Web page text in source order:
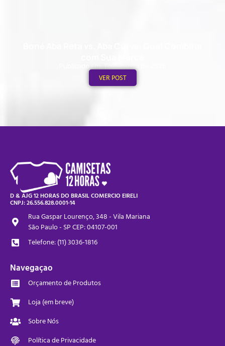
Publicado em: 1 de agosto de 2026
VER POST
D & AJG 12 HORAS DO BRASIL COMERCIO EIRELI
CNPJ: 26.556.828.0001-14
Rua Gaspar Lourenço, 348 - Vila Mariana
São Paulo - SP CEP: 04107-001
Telefone: (11) 3036-1816
Navegaçao
Orçamento de Produtos
Loja (em breve)
Sobre Nós
Política de Privacidade